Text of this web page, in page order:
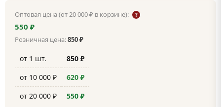
Оптовая цена (от 20 000 ₽ в корзине): ?
550 ₽
Розничная цена:850 ₽
от 1 шт.
850 ₽
от 10 000 ₽
620 ₽
от 20 000 ₽
550 ₽